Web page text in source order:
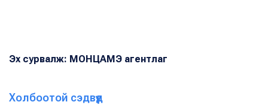
Эх сурвалж: МОНЦАМЭ агентлаг
Холбоотой сэдвүүд